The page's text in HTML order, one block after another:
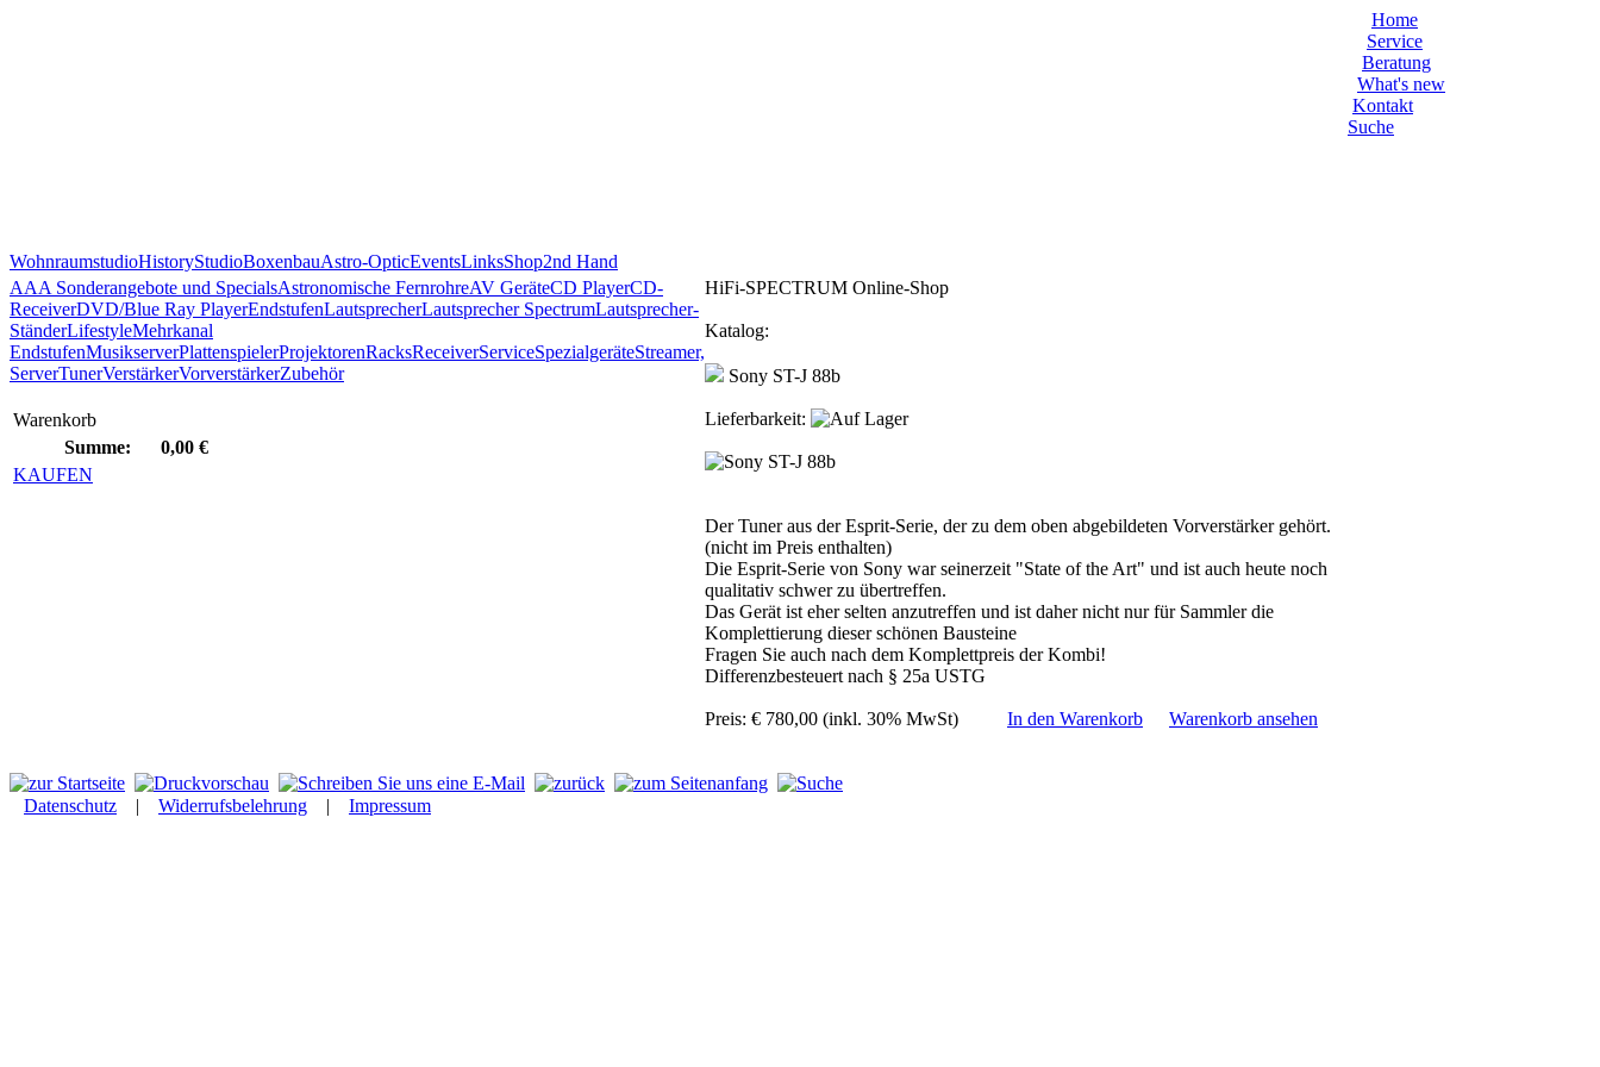
Home
Service
Beratung
What's new
Kontakt
Suche
WohnraumstudioHistoryStudioBoxenbauAstro-OpticEventsLinksShop2nd Hand
AAA Sonderangebote und SpecialsAstronomische FernrohreAV GeräteCD PlayerCD-
ReceiverDVD/Blue Ray PlayerEndstufenLautsprecherLautsprecher SpectrumLautsprecher-
StänderLifestyleMehrkanal
EndstufenMusikserverPlattenspielerProjektorenRacksReceiverServiceSpezialgeräteStreamer,
ServerTunerVerstärkerVorverstärkerZubehör
Warenkorb
Summe:
0,00 €
KAUFEN
HiFi-SPECTRUM Online-Shop
Katalog:
Sony ST-J 88b
Lieferbarkeit:
Der Tuner aus der Esprit-Serie, der zu dem oben abgebildeten Vorverstärker gehört.
(nicht im Preis enthalten)
Die Esprit-Serie von Sony war seinerzeit "State of the Art" und ist auch heute noch
qualitativ schwer zu übertreffen.
Das Gerät ist eher selten anzutreffen und ist daher nicht nur für Sammler die
Komplettierung dieser schönen Bausteine
Fragen Sie auch nach dem Komplettpreis der Kombi!
Differenzbesteuert nach § 25a USTG
Preis: € 780,00 (inkl. 30% MwSt) In den Warenkorb Warenkorb ansehen
Datenschutz | Widerrufsbelehrung | Impressum